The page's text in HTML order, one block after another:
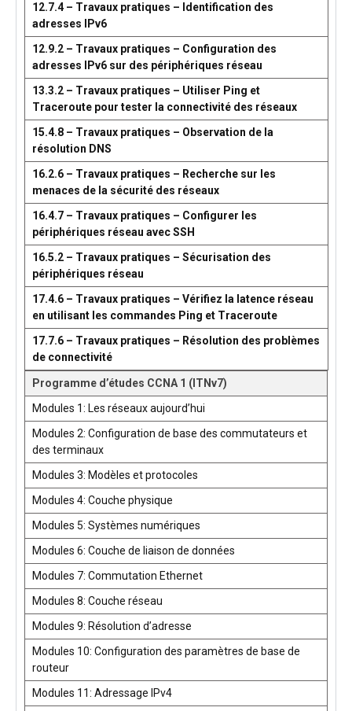
12.7.4 – Travaux pratiques – Identification des
adresses IPv6
12.9.2 – Travaux pratiques – Configuration des
adresses IPv6 sur des périphériques réseau
13.3.2 – Travaux pratiques – Utiliser Ping et
Traceroute pour tester la connectivité des réseaux
15.4.8 – Travaux pratiques – Observation de la
résolution DNS
16.2.6 – Travaux pratiques – Recherche sur les
menaces de la sécurité des réseaux
16.4.7 – Travaux pratiques – Configurer les
périphériques réseau avec SSH
16.5.2 – Travaux pratiques – Sécurisation des
périphériques réseau
17.4.6 – Travaux pratiques – Vérifiez la latence réseau
en utilisant les commandes Ping et Traceroute
17.7.6 – Travaux pratiques – Résolution des problèmes
de connectivité
Programme d’études CCNA 1 (ITNv7)
Modules 1: Les réseaux aujourd’hui
Modules 2: Configuration de base des commutateurs et
des terminaux
Modules 3: Modèles et protocoles
Modules 4: Couche physique
Modules 5: Systèmes numériques
Modules 6: Couche de liaison de données
Modules 7: Commutation Ethernet
Modules 8: Couche réseau
Modules 9: Résolution d’adresse
Modules 10: Configuration des paramètres de base de
routeur
Modules 11: Adressage IPv4